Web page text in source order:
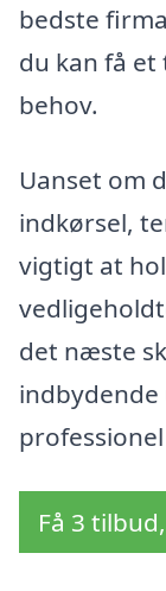
bedste
du kan få
behov.
Uanset om
indkørsel,
vigtigt at
det næste
indbydende
Få 3